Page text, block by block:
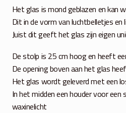
Het glas is mond geblazen en kan
Dit in de vorm van luchtbelletjes en
Juist dit geeft het glas zijn eigen
De stolp is 25 cm hoog en heeft
De opening boven aan het glas
Het glas wordt geleverd met een
In het midden een houder voor
waxinelicht